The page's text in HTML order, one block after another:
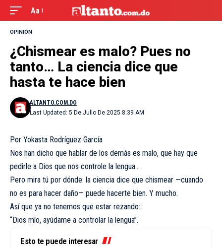
Aa
OPINIÓN
¿Chismear es malo? Pues no
tanto… La ciencia dice que
hasta te hace bien
Last Updated: 5 De Julio De 2025 8:39 AM
ALTANTO.COM.DO
Por Yokasta Rodríguez García
Nos han dicho que hablar de los demás es malo, que hay que
pedirle a Dios que nos controle la lengua…
Pero mira tú por dónde: la ciencia dice que chismear —cuando
no es para hacer daño— puede hacerte bien. Y mucho.
Así que ya no tenemos que estar rezando:
“Dios mío, ayúdame a controlar la lengua”.
Esto te puede interesar